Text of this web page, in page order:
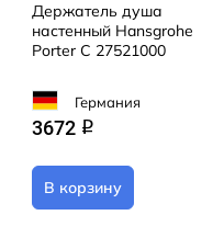
Держатель душа
настенный Hansgrohe
Porter С 27521000
Германия
3672 q
В корзину